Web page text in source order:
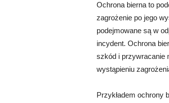
Ochrona bierna to
zagrożenie po jego
podejmowane są w
incydent. Ochrona
szkód i przywracanie
wystąpieniu
Przykładem ochrony